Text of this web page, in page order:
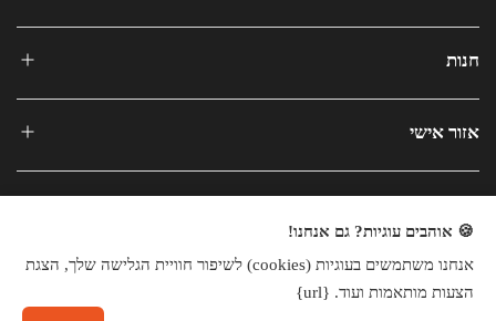
חנות
אזור אישי
כל הזכויות שמורות © 2025
🍪 אוהבים עוגיות? גם אנחנו!
אנחנו משתמשים בעוגיות (cookies) לשיפור חוויית הגלישה שלך, הצגת
הצעות מותאמות ועוד. {url}